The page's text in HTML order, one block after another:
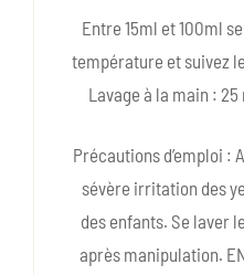
Entre 15ml et 100ml
température et suivez
Lavage à la main : 25
Précautions d’emploi :
sévère irritation des
des enfants. Se laver
après manipulation. EN